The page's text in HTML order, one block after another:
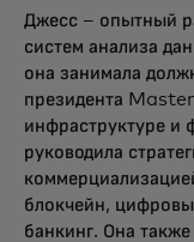
Джесс – опытный
систем анализа
она занимала
президента
инфраструктуре и
руководила
блокчейн,
банкинг. Она